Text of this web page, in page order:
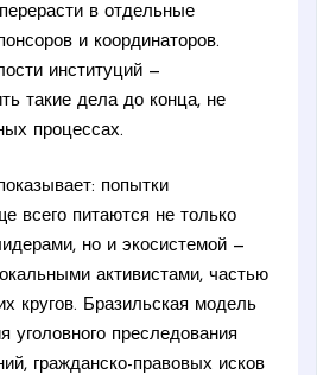
в отдельные
и координаторов.
институций —
такие дела до конца, не
процессах.
попытки
всего питаются не только
но и экосистемой —
активистами, частью
кругов. Бразильская модель
уголовного преследования
гражданско-правовых исков